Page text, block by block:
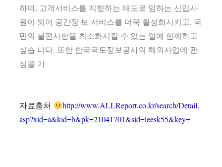
하며, 고객서비스를 지향하는 태도로 임하는 신입사
원이 되어 공간정 보 서비스를 더욱 활성화시키고, 국
민의 불편사항을 최소화시킬 수 있는 일에 함께하고
싶습 니다. 또한 한국국토정보공사의 해외사업에 관
심을 가
자료출처
http://www.ALLReport.co.kr/search/Detail.
asp?xid=a&kid=b&pk=21041701&sid=leesk55&key=